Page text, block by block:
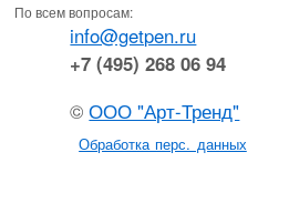
По всем вопросам:
info@getpen.ru
+7 (495) 268 06 94
©ООО "Арт-Тренд"
Обработка перс. данных